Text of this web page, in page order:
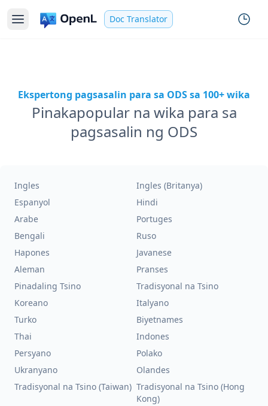
Doc Translator
Ekspertong pagsasalin para sa ODS sa 100+ wika
Pinakapopular na wika para sa
pagsasalin ng ODS
Ingles
Ingles (Britanya)
Espanyol
Hindi
Arabe
Portuges
Bengali
Ruso
Hapones
Javanese
Aleman
Pranses
Pinadaling Tsino
Tradisyonal na Tsino
Koreano
Italyano
Turko
Biyetnames
Thai
Indones
Persyano
Polako
Ukranyano
Olandes
Tradisyonal na Tsino (Taiwan) Tradisyonal na Tsino (Hong
Kong)